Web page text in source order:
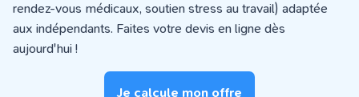
rendez-vous médicaux, soutien stress au travail) adaptée
aux indépendants. Faites votre devis en ligne dès
aujourd'hui !
Je calcule mon offre